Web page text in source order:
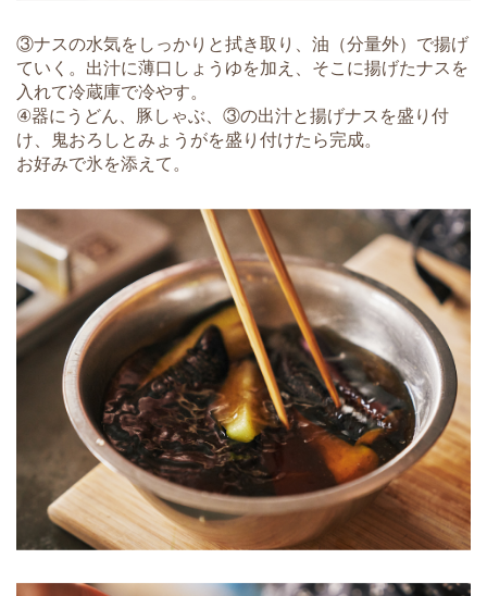
③ナスの水気をしっかりと拭き取り、油（分量外）で揚げ
ていく。出汁に薄口しょうゆを加え、そこに揚げたナスを
入れて冷蔵庫で冷やす。
④器にうどん、豚しゃぶ、③の出汁と揚げナスを盛り付
け、鬼おろしとみょうがを盛り付けたら完成。
お好みで氷を添えて。